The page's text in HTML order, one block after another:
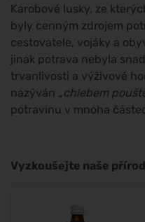
Karobové lusky, ze
byly cenným zdrojem
cestovatele, vojáky a
jinak potrava nebyla
trvanlivosti a výživové
nazýván „ chlebem
potravinu v mnoha
Vyzkoušejte naše